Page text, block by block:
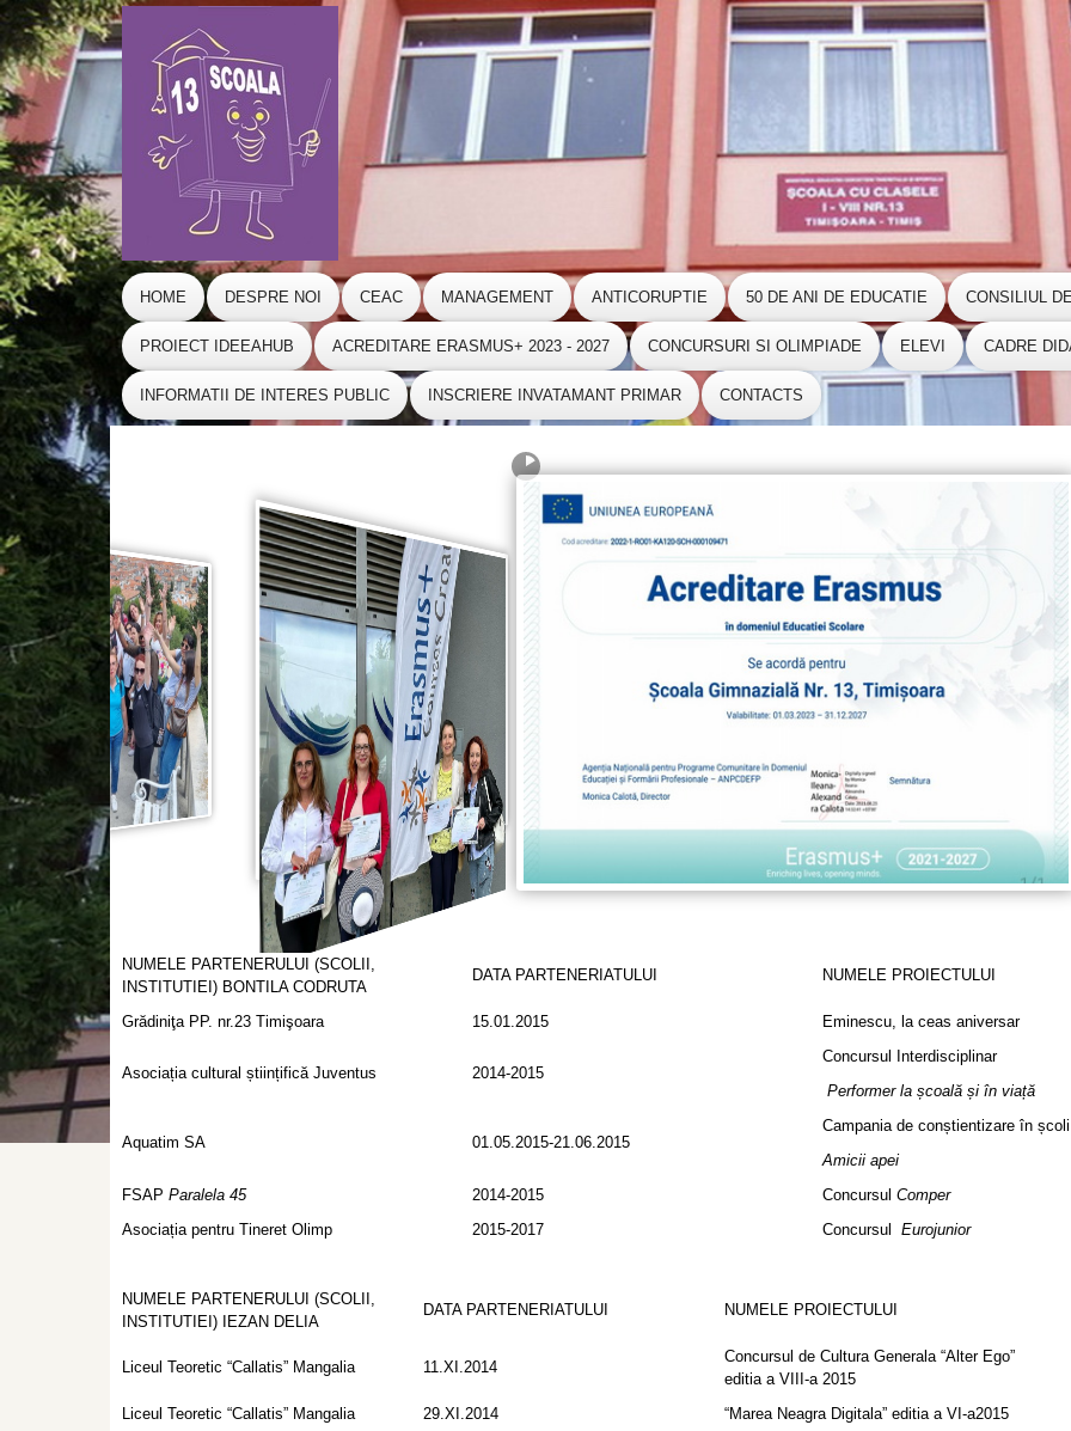
HOME DESPRE NOI CEAC MANAGEMENT ANTICORUPTIE 50 DE ANI DE EDUCATIE CONSILIUL
PROIECT IDEEAHUB ACREDITARE ERASMUS+ 2023 - 2027 CONCURSURI SI OLIMPIADE ELEVI CADRE
INFORMATII DE INTERES PUBLIC INSCRIERE INVATAMANT PRIMAR CONTACTS
NUMELE PARTENERULUI (SCOLII,
INSTITUTIEI) BONTILA CODRUTA
DATA PARTENERIATULUI NUMELE PROIECTULUI
Grădiniţa PP. nr.23 Timişoara 15.01.2015 Eminescu, la ceas aniversar
Asociația cultural științifică Juventus 2014-2015
Concursul Interdisciplinar
Performer la școală și în viață
Aquatim SA 01.05.2015-21.06.2015
Campania de conștientizare în școli
Amicii apei
FSAP Paralela 45 2014-2015 Concursul Comper
Asociația pentru Tineret Olimp
2015-2017 Concursul Eurojunior
NUMELE PARTENERULUI (SCOLII,
INSTITUTIEI) IEZAN DELIA
DATA PARTENERIATULUI NUMELE PROIECTULUI
Liceul Teoretic “Callatis” Mangalia 11.XI.2014
Concursul de Cultura Generala “Alter Ego”
editia a VIII-a 2015
Liceul Teoretic “Callatis” Mangalia
29.XI.2014
“Marea Neagra Digitala” editia a VI-a2015